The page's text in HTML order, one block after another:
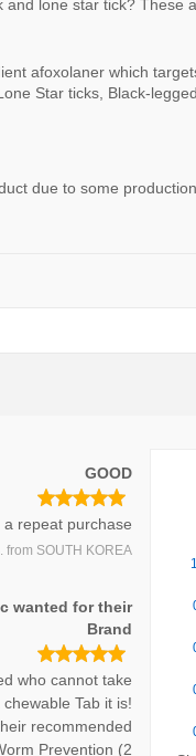
and lone star tick? These
afoxolaner which
Star ticks, Black-
due to some
GOOD
repeat purchase.
from SOUTH KOREA
wanted for their
Brand
who cannot take
Tab it is!
recommended
Prevention (2